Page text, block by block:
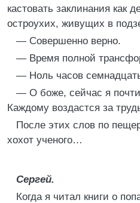
кастовать заклинания как
остроухих, живущих в
— Совершенно верно.
— Время полной
— Ноль часов
— О боже, сейчас я почти
Каждому воздастся за
После этих слов по
хохот ученого…
Сергей.
Когда я читал книги о